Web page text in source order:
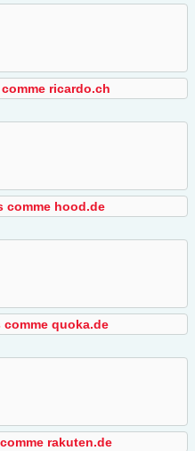
ricardo.ch
comme hood.de
comme quoka.de
rakuten.de